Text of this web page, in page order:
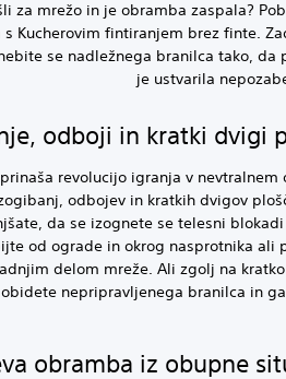
za mrežo in je obramba zaspala?
s Kucherovim fintiranjem brez finte.
se nadležnega branilca tako,
je ustvarila
odboji in kratki dvigi
prinaša revolucijo igranja v nevtralnem
odbojev in kratkih dvigov
da se izognete se telesni blokadi
od ograde in okrog nasprotnika ali
delom mreže. Ali zgolj na
nepripravljenega branilca in
obramba iz obupne